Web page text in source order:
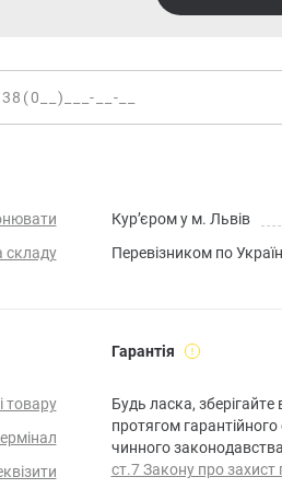
складу
Кур’єром у м. Львів
Перевізником по
товару
Гарантія
Будь ласка,
протягом гарантійного
чинного
ст.7 Закону про захист